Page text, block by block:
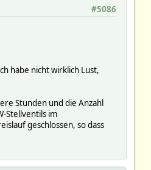
#5086
habe nicht wirklich Lust,
Stunden und die Anzahl
Stellventils im
geschlossen, so dass